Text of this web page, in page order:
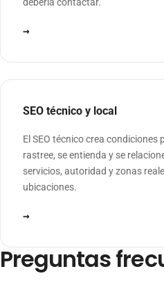
→
SEO técnico y local
El SEO técnico crea condiciones
rastree, se entienda y se
servicios, autoridad y zonas
ubicaciones.
→
Preguntas